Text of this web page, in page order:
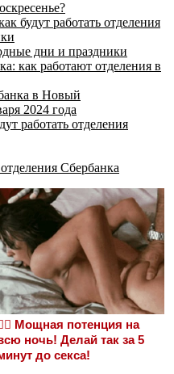
будут работать отделения
дни и праздники
как работают отделения в
в Новый
2024 года
работать отделения
Сбербанка
Мощная потенция на
ночь! Делай так за 5
до секса!